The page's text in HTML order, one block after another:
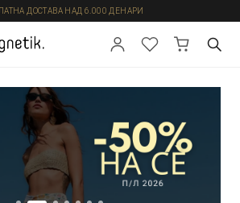
ДОСТАВА НАД 6.000 ДЕНАРИ